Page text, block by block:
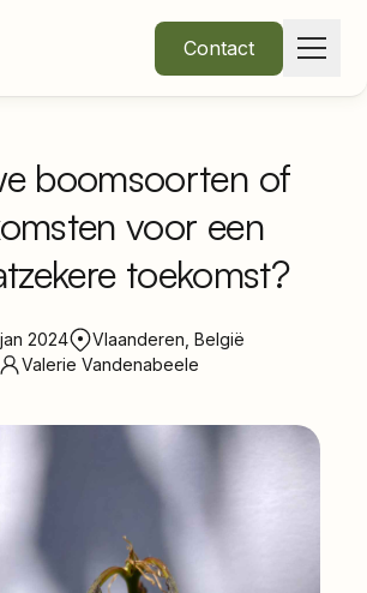
Contact
boomsoorten of
voor een
toekomst?
2024
Vlaanderen, België
Valerie Vandenabeele